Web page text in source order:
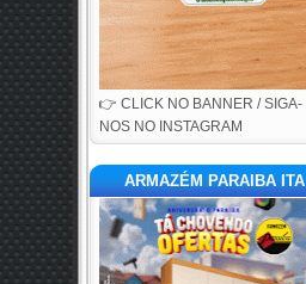
👉 CLICK NO BANNER / SIGA-
NOS NO INSTAGRAM
ARMAZÉM PARAIBA ITA